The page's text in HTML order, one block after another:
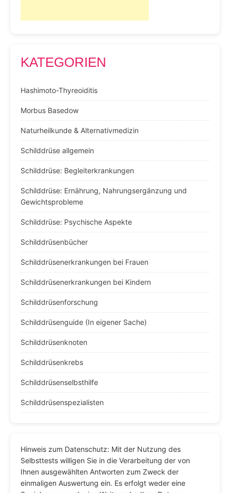
KATEGORIEN
Hashimoto-Thyreoiditis
Morbus Basedow
Naturheilkunde & Alternativmedizin
Schilddrüse allgemein
Schilddrüse: Begleiterkrankungen
Schilddrüse: Ernährung, Nahrungsergänzung und
Gewichtsprobleme
Schilddrüse: Psychische Aspekte
Schilddrüsenbücher
Schilddrüsenerkrankungen bei Frauen
Schilddrüsenerkrankungen bei Kindern
Schilddrüsenforschung
Schilddrüsenguide (In eigener Sache)
Schilddrüsenknoten
Schilddrüsenkrebs
Schilddrüsenselbsthilfe
Schilddrüsenspezialisten
Hinweis zum Datenschutz: Mit der Nutzung des
Selbsttests willigen Sie in die Verarbeitung der von
Ihnen ausgewählten Antworten zum Zweck der
einmaligen Auswertung ein. Es erfolgt weder eine